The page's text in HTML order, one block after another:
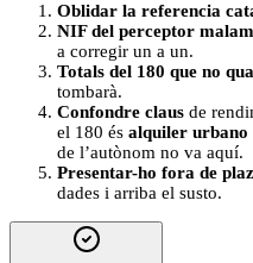
Oblidar la referencia
NIF del perceptor
a corregir un a un.
Totals del 180 que no
tombarà.
Confondre claus de
el 180 és alquiler urbano
de l’autònom no va aquí.
Presentar-ho fora de
dades i arriba el susto.